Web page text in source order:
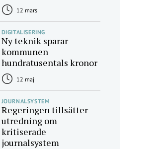
12 mars
DIGITALISERING
Ny teknik sparar
kommunen
hundratusentals kronor
12 maj
JOURNALSYSTEM
Regeringen tillsätter
utredning om
kritiserade
journalsystem